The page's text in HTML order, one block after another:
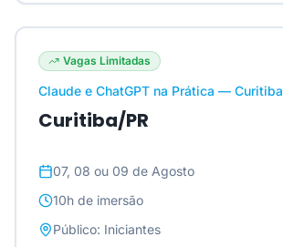
Vagas Limitadas
Claude e ChatGPT na Prática — Curitiba
Curitiba/PR
07, 08 ou 09 de Agosto
10h de imersão
Público: Iniciantes